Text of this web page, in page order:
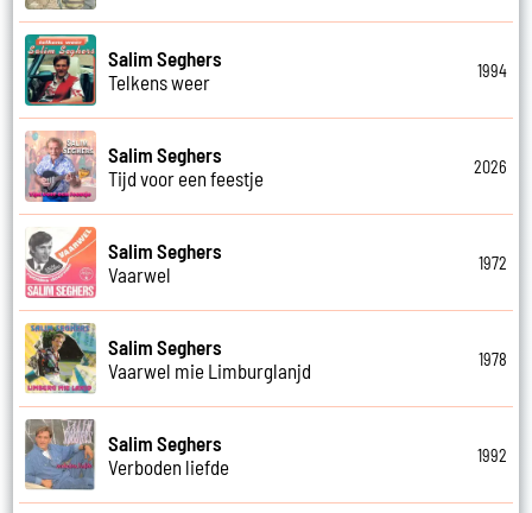
Salim Seghers
Telkens weer
1994
Salim Seghers
Tijd voor een feestje
2026
Salim Seghers
Vaarwel
1972
Salim Seghers
Vaarwel mie Limburglanjd
1978
Salim Seghers
Verboden liefde
1992